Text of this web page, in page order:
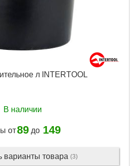
л INTERTOOL
В наличии
от89до 149
варианты товара (3)